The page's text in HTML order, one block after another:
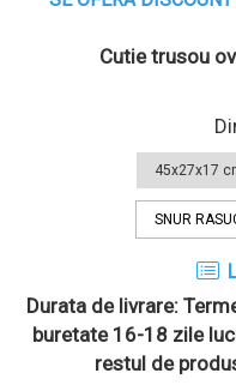
Cutie trusou
SNUR
Durata de livrare:
buretate 16-18 zile
restul de